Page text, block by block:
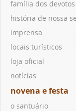
família dos devotos
história de nossa
imprensa
locais turísticos
loja oficial
notícias
novena e festa
o santuário